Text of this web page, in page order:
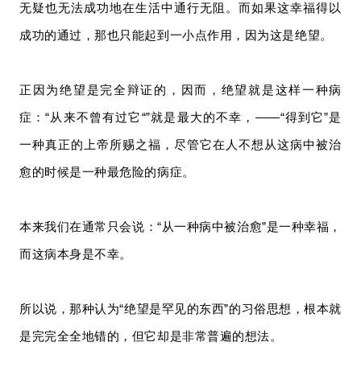
无疑也无法成功地在生活中通行无阻。而如果这幸福得以
成功的通过，那也只能起到一小点作用，因为这是绝望。
正因为绝望是完全辩证的，因而，绝望就是这样一种病
症：“从来不曾有过它“”就是最大的不幸，——“得到它”是
一种真正的上帝所赐之福，尽管它在人不想从这病中被治
愈的时候是一种最危险的病症。
本来我们在通常只会说：“从一种病中被治愈”是一种幸福，
而这病本身是不幸。
所以说，那种认为“绝望是罕见的东西”的习俗思想，根本就
是完完全全地错的，但它却是非常普遍的想法。